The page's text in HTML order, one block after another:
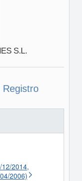
S.L.
Registro
2014,
2006)